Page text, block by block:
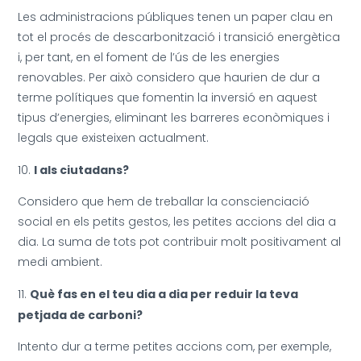
Les administracions públiques tenen un paper clau en
tot el procés de descarbonització i transició energètica
i, per tant, en el foment de l’ús de les energies
renovables. Per això considero que haurien de dur a
terme polítiques que fomentin la inversió en aquest
tipus d’energies, eliminant les barreres econòmiques i
legals que existeixen actualment.
I als ciutadans?
Considero que hem de treballar la conscienciació
social en els petits gestos, les petites accions del dia a
dia. La suma de tots pot contribuir molt positivament al
medi ambient.
Què fas en el teu dia a dia per reduir la teva
petjada de carboni?
Intento dur a terme petites accions com, per exemple,